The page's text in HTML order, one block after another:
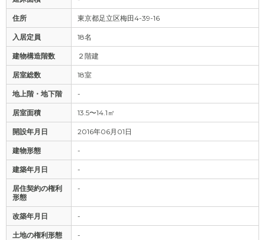
住所 東京都足立区梅田4-39-16
入居定員 18名
建物構造階数 ２階建
居室総数 18室
地上階・地下階 -
居室面積 13.5〜14.1㎡
開設年月日 2016年06月01日
建物形態 -
建築年月日 -
居住契約の権利
形態
-
改築年月日 -
土地の権利形態 -